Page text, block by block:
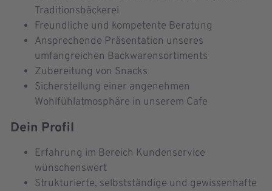
Traditionsbäckerei
Freundliche und kompetente Beratung
Ansprechende Präsentation unseres
umfangreichen Backwarensortiments
Zubereitung von Snacks
Sicherstellung einer angenehmen
Wohlfühlatmosphäre in unserem Cafe
Dein Profil
Erfahrung im Bereich Kundenservice
wünschenswert
Strukturierte, selbstständige und gewissenhafte